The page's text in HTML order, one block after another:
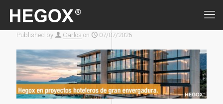
Published by Carlos on 07/07/2026